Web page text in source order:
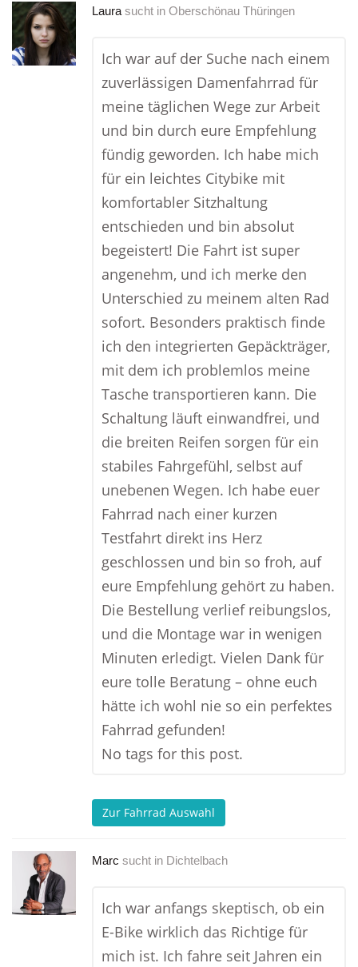
Laura sucht in Oberschönau Thüringen
Ich war auf der Suche nach einem
zuverlässigen Damenfahrrad für
meine täglichen Wege zur Arbeit
und bin durch eure Empfehlung
fündig geworden. Ich habe mich
für ein leichtes Citybike mit
komfortabler Sitzhaltung
entschieden und bin absolut
begeistert! Die Fahrt ist super
angenehm, und ich merke den
Unterschied zu meinem alten Rad
sofort. Besonders praktisch finde
ich den integrierten Gepäckträger,
mit dem ich problemlos meine
Tasche transportieren kann. Die
Schaltung läuft einwandfrei, und
die breiten Reifen sorgen für ein
stabiles Fahrgefühl, selbst auf
unebenen Wegen. Ich habe euer
Fahrrad nach einer kurzen
Testfahrt direkt ins Herz
geschlossen und bin so froh, auf
eure Empfehlung gehört zu haben.
Die Bestellung verlief reibungslos,
und die Montage war in wenigen
Minuten erledigt. Vielen Dank für
eure tolle Beratung – ohne euch
hätte ich wohl nie so ein perfektes
Fahrrad gefunden!
No tags for this post.
Zur Fahrrad Auswahl
Marc sucht in Dichtelbach
Ich war anfangs skeptisch, ob ein
E-Bike wirklich das Richtige für
mich ist. Ich fahre seit Jahren ein